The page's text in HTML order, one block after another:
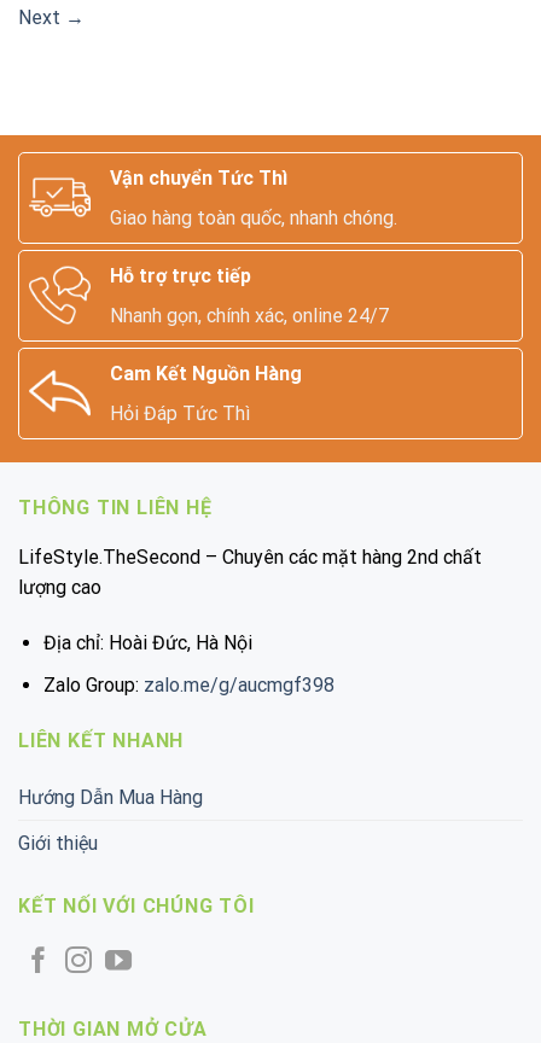
Next →
Vận chuyển Tức Thì
Giao hàng toàn quốc, nhanh chóng.
Hỗ trợ trực tiếp
Nhanh gọn, chính xác, online 24/7
Cam Kết Nguồn Hàng
Hỏi Đáp Tức Thì
THÔNG TIN LIÊN HỆ
LifeStyle.TheSecond – Chuyên các mặt hàng 2nd chất
lượng cao
Địa chỉ: Hoài Đức, Hà Nội
Zalo Group: zalo.me/g/aucmgf398
LIÊN KẾT NHANH
Hướng Dẫn Mua Hàng
Giới thiệu
KẾT NỐI VỚI CHÚNG TÔI
THỜI GIAN MỞ CỬA